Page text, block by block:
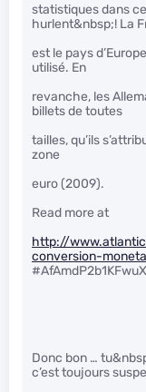
statistiques dans
hurlent&nbsp;! La
est le pays
utilisé. En
revanche, les
billets de toutes
tailles, qu’ils
zone
euro (2009).
Read more at
http://
conversion-
Donc bon …
c’est toujours